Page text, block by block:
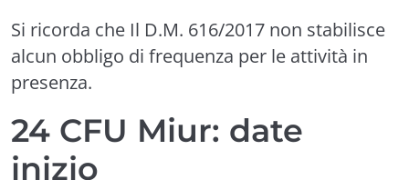
Si ricorda che Il D.M. 616/2017 non stabilisce
alcun obbligo di frequenza per le attività in
presenza.
24 CFU Miur: date
inizio